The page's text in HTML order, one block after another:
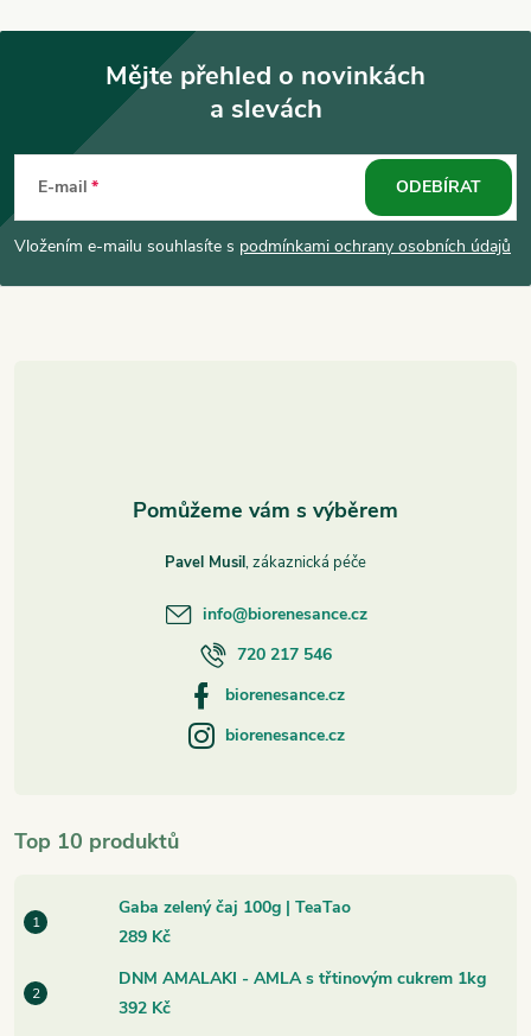
p
a
Mějte přehled o novinkách
a slevách
E-mail
Vložením e-mailu souhlasíte s podmínkami ochrany osobních údajů
ODEBÍRAT
Top 10 produktů
Gaba zelený čaj 100g | TeaTao
289 Kč
DNM AMALAKI - AMLA s třtinovým cukrem 1kg
392 Kč
Pavel Musil
info@biorenesance.cz
720 217 546
biorenesance.cz
biorenesance.cz